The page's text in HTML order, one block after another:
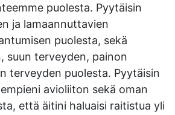
puolesta. Pyytäisin
ja lamaannuttavien
puolesta, sekä
suun terveyden, painon
terveyden puolesta. Pyytäisin
avioliiton sekä oman
että äitini haluaisi raitistua yli